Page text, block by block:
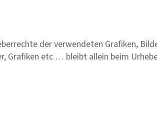
der verwendeten Grafiken,
Grafiken etc … bleibt allein beim